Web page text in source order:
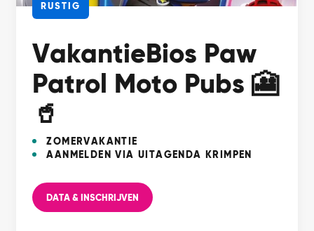
RUSTIG
VakantieBios Paw
Patrol Moto Pubs 🎦
🥤
ZOMERVAKANTIE
AANMELDEN VIA UITAGENDA KRIMPEN
DATA & INSCHRIJVEN